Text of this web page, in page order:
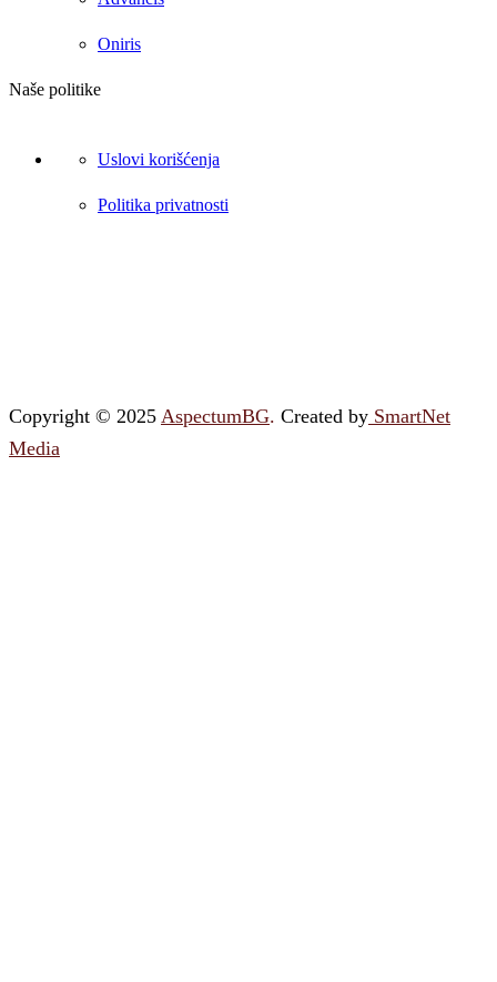
Oniris
Naše politike
Uslovi korišćenja
Politika privatnosti
Copyright © 2025 AspectumBG. Created by SmartNet
Media